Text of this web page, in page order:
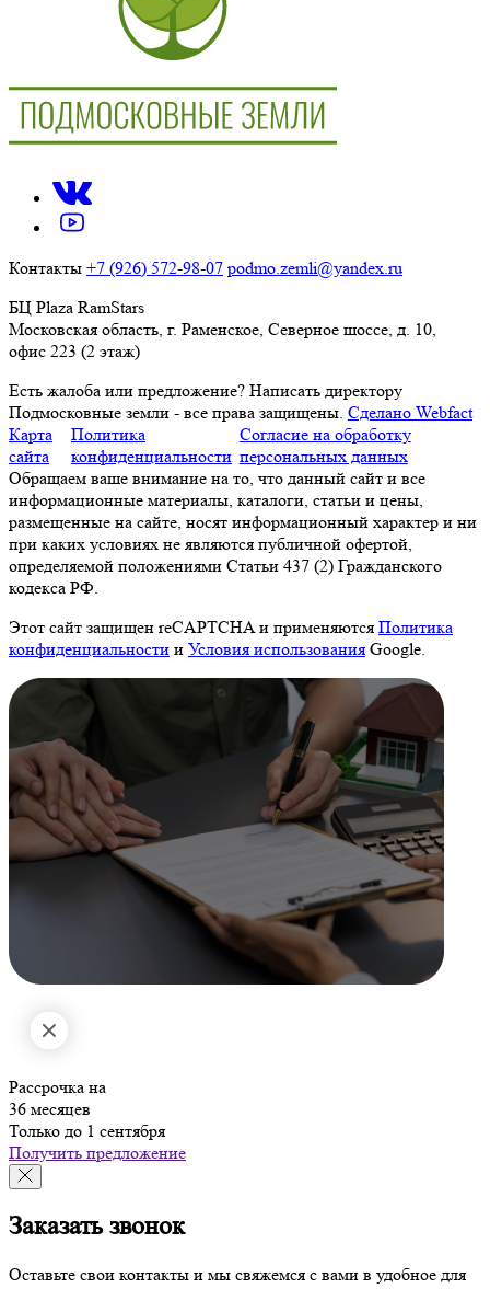
Контакты +7 (926) 572-98-07 podmo.zemli@yandex.ru
БЦ Plaza RamStars
Московская область, г. Раменское, Северное шоссе, д. 10,
офис 223 (2 этаж)
Есть жалоба или предложение? Написать директору
Подмосковные земли - все права защищены. Сделано Webfact
Карта
сайта
Политика
конфиденциальности
Согласие на обработку
персональных данных
Обращаем ваше внимание на то, что данный сайт и все
информационные материалы, каталоги, статьи и цены,
размещенные на сайте, носят информационный характер и ни
при каких условиях не являются публичной офертой,
определяемой положениями Статьи 437 (2) Гражданского
кодекса РФ.
Этот сайт защищен reCAPTCHA и применяются Политика
конфиденциальности и Условия использования Google.
Рассрочка на
36 месяцев
Только до 1 сентября
Получить предложение
Заказать звонок
Оставьте свои контакты и мы свяжемся с вами в удобное для